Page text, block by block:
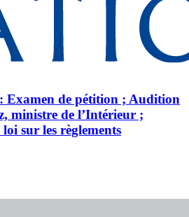
Examen de pétition ; Audition
ministre de l’Intérieur ;
sur les règlements